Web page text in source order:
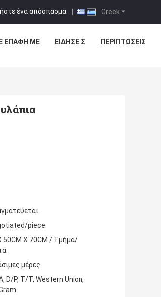
Greek
ένα απόσπασμα |
ΕΠΑΦΉ ΜΕ ΕΙΔΉΣΕΙΣ ΠΕΡΙΠΤΏΣΕΙΣ
piece
50CM X 70CM / Τμήμα/
μέρες
D/P, T/T, Western Union,